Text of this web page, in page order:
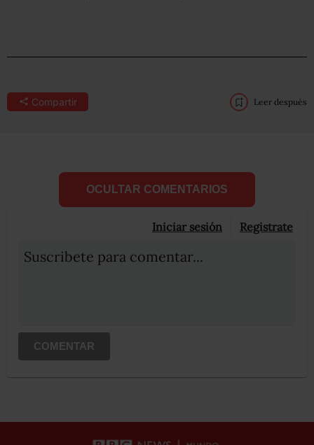
Compartir Leer después
OCULTAR COMENTARIOS
Iniciar sesión Registrate
Suscribete para comentar...
COMENTAR